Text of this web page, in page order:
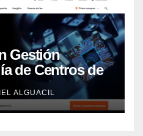
Gestión
de Centros de
ALGUACIL